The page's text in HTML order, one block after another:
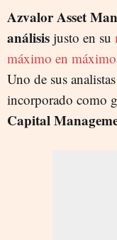
Azvalor Asset
análisis justo en su
máximo en
Uno de sus
incorporado como
Capital